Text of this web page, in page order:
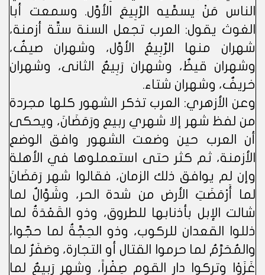
الناس مَنْ يسمِّيه الرَّبِيعَ الأوَّل. وسمعت أبا
الغوث يقول: العرب تجعل السنة ستَّة أزمنة،
شهران منها الرَّبِيعُ الأوَّل، وشهران صيفٌ،
وشهران قيظٌ، وشهران رَبِيعٌ الثانى، وشهران
خريفٌ، وشهران شتاء.
وعن الأزهري: العرب تذكر الشهور كلها مجردة
من لفظ شهر إلا شهري ربيع ورَمَضَانَ، ويحكى
أن العرب حين وضعت الشهور وافق الوضع
الأزمنة، ثم كثر حتى استعملوها في الأهلة
وإن لم يوافق ذلك الزمان، فقالوا شهر رَمَضَانَ
لما أَرْمَضَتِ الأرض من شدة الحر، وشَوَّالٌ لما
شالت الإبل بأذنابها للطروق، وذو القَعْدَةُ لما
ذللوا القعدان للركوب، وذو الحِجَّةُ لما حجّوا،
والمُحَرَّمُ لما حرموا القتال أو التجارة، وصَفَرٌ لما
غَزَوْا وتركوا دار القوم صِفْراً، وشهر رَبِيعٌ لما